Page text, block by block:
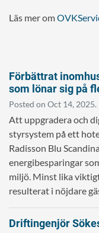
Läs mer om
Förbättrat
som lönar sig på
Posted on Oct 14, 2025.
Att uppgradera och
styrsystem på ett
Radisson Blu
energibesparingar
miljö. Minst lika
resulterat i nöjdare
Driftingenjör